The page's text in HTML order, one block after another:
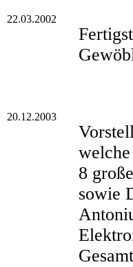
22.03.2002
20.12.2003
8
sowie